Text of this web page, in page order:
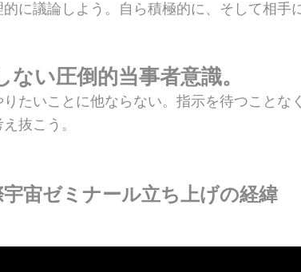
に議論しよう。自ら積極的に、そして相手
い圧倒的当事者意識。
たいことに他ならない。指示を待つことな
抜こう。
宇宙ゼミナール立ち上げの経緯